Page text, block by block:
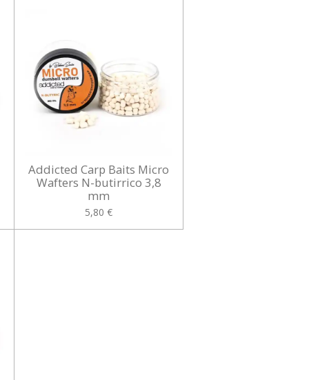
Addicted Carp Baits Micro
Wafters N-butirrico 3,8
mm
5,80 €